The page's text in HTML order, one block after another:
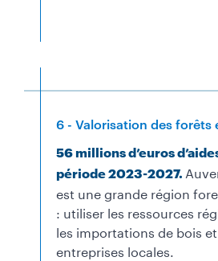
6 - Valorisation des forêts
56 millions d’euros
période 2023-2027.
est une grande région
: utiliser les ressources
les importations de bois
entreprises locales.